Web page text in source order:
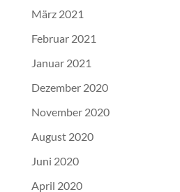
März 2021
Februar 2021
Januar 2021
Dezember 2020
November 2020
August 2020
Juni 2020
April 2020